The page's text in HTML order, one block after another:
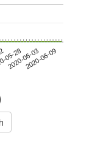
05-28
2020-06-032020-06-09